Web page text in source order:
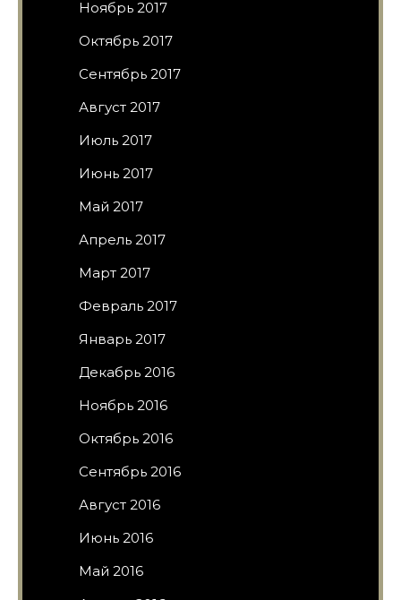
Ноябрь 2017
Октябрь 2017
Сентябрь 2017
Август 2017
Июль 2017
Июнь 2017
Май 2017
Апрель 2017
Март 2017
Февраль 2017
Январь 2017
Декабрь 2016
Ноябрь 2016
Октябрь 2016
Сентябрь 2016
Август 2016
Июнь 2016
Май 2016